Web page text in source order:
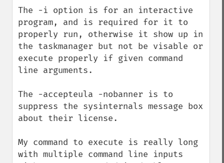
The -i option is for an interactive
program, and is required for it to
properly run, otherwise it show up in
the taskmanager but not be visable or
execute properly if given command
line arguments.
The -accepteula -nobanner is to
suppress the sysinternals message box
about their license.
My command to execute is really long
with multiple command line inputs